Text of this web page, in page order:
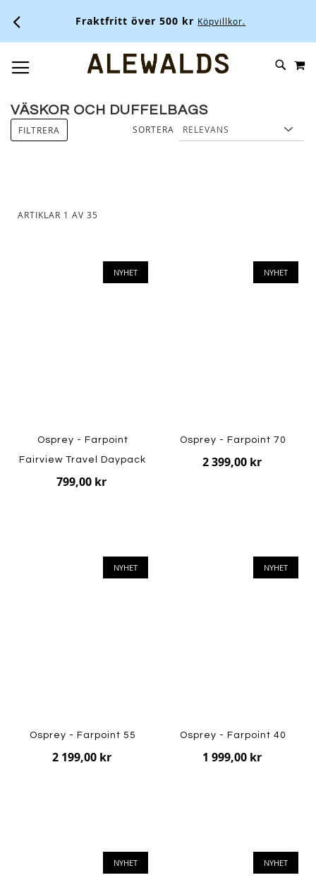
Fraktfritt över 500 kr Köpvillkor.
SKIP
VÄSKOR OCH DUFFELBAGS
ARTIKLAR 1 AV 35
SORTERA
NYHET
Osprey - Farpoint
Fairview Travel Daypack
799,00 kr
NYHET
Osprey - Farpoint 70
2 399,00 kr
NYHET
Osprey - Farpoint 55
2 199,00 kr
NYHET
Osprey - Farpoint 40
1 999,00 kr
NYHET NYHET
FILTRERA